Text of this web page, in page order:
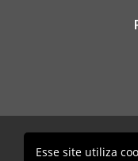
Mercado Black
Esse site utiliza